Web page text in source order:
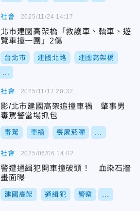
社會
北市建國高架橋「救護車、轎車、遊
覽車撞一團」2傷
台北市 建國北路 建國高架橋
2025/11/24 14:17
社會
影/北市建國高架追撞車禍 肇事男
毒駕警當場抓包
毒駕 車禍 喪屍菸彈
2025/11/17 20:32
社會
警遭通緝犯開車撞破頭！ 血染石牆
畫面曝
建國高架 通緝犯 警察
2025/06/06 14:02